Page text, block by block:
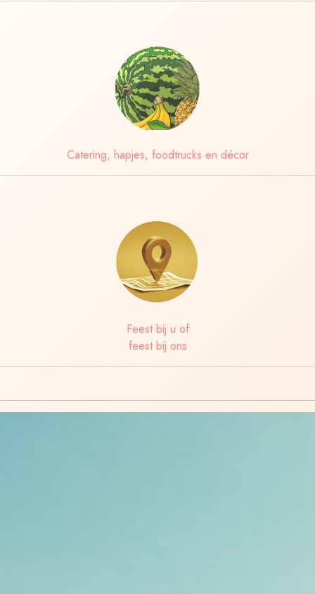
Catering, hapjes, foodtrucks en décor
Feest bij u of
feest bij ons